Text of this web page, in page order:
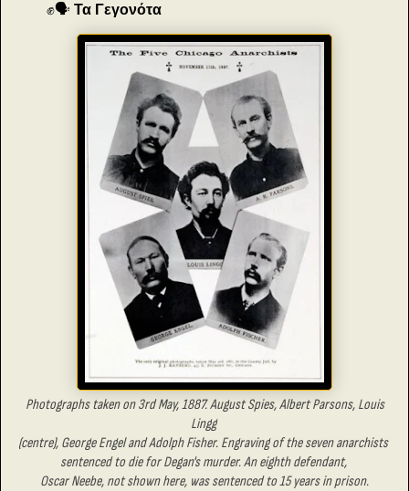
✊🗣 Τα Γεγονότα
Photographs taken on 3rd May, 1887. August Spies, AlbertParsons, Louis
Lingg
(centre), George Engel and Adolph Fisher. Engraving of the seven anarchists
sentenced to die for Degan's murder.Aneighth defendant,
Oscar Neebe, not shown here, was sentenced to 15 years in prison.